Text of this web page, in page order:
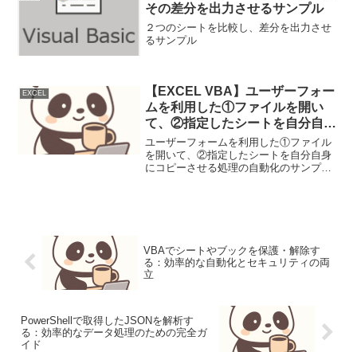
その差分を出力させるサンプル
２つのシートを比較し、差分を出力させ
るサンプル
EXCEL
【EXCEL VBA】ユーザーフォー
ムを利用した①ファイルを開い
て、②指定したシートを自分自身
にコピーさせる処理の自動化のサ
ンプル
ユーザーフォームを利用した①ファイル
を開いて、②指定したシートを自分自身
にコピーさせる処理の自動化のサンプル
VBAでシートやブックを保護・解除す
る：効率的な自動化とセキュリティの両
立
PowerShellで取得したJSONを解析す
る：効率的なデータ処理のための完全ガ
イド